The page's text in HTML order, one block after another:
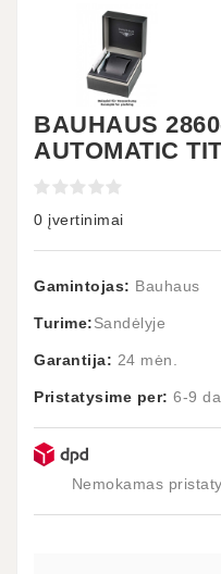
BAUHAUS
AUTOMATIC
0 įvertinimai
Gamintojas: Bauhaus
Turime:Sandėlyje
Garantija: 24 mėn.
Pristatysime per: 6-9
Nemokamas